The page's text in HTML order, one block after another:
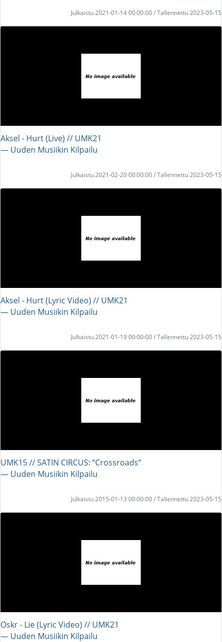
Julkaistu 2021-01-14 00:00:00 / Tallennettu 2023-05-15
Aksel - Hurt (Live) // UMK21
― Uuden Musiikin Kilpailu
Julkaistu 2021-02-20 00:00:00 / Tallennettu 2023-05-15
Aksel - Hurt (Lyric Video) // UMK21
― Uuden Musiikin Kilpailu
Julkaistu 2021-01-19 00:00:00 / Tallennettu 2023-05-15
UMK15 // SATIN CIRCUS: “Crossroads”
― Uuden Musiikin Kilpailu
Julkaistu 2015-01-13 00:00:00 / Tallennettu 2023-05-15
Oskr - Lie (Lyric Video) // UMK21
― Uuden Musiikin Kilpailu